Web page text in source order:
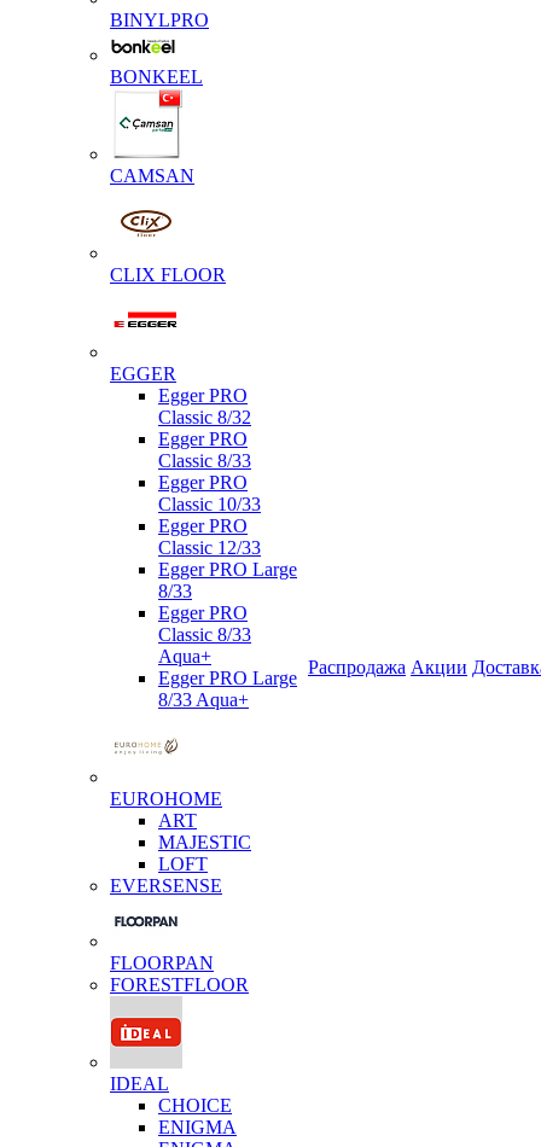
BINYLPRO
BONKEEL
CAMSAN
CLIX FLOOR
EGGER
Egger PRO
Classic 8/32
Egger PRO
Classic 8/33
Egger PRO
Classic 10/33
Egger PRO
Classic 12/33
Egger PRO Large
8/33
Egger PRO
Classic 8/33
Aqua+
Egger PRO Large
8/33 Aqua+
EUROHOME
ART
MAJESTIC
LOFT
EVERSENSE
FLOORPAN
FORESTFLOOR
IDEAL
CHOICE
ENIGMA
Распродажа Акции